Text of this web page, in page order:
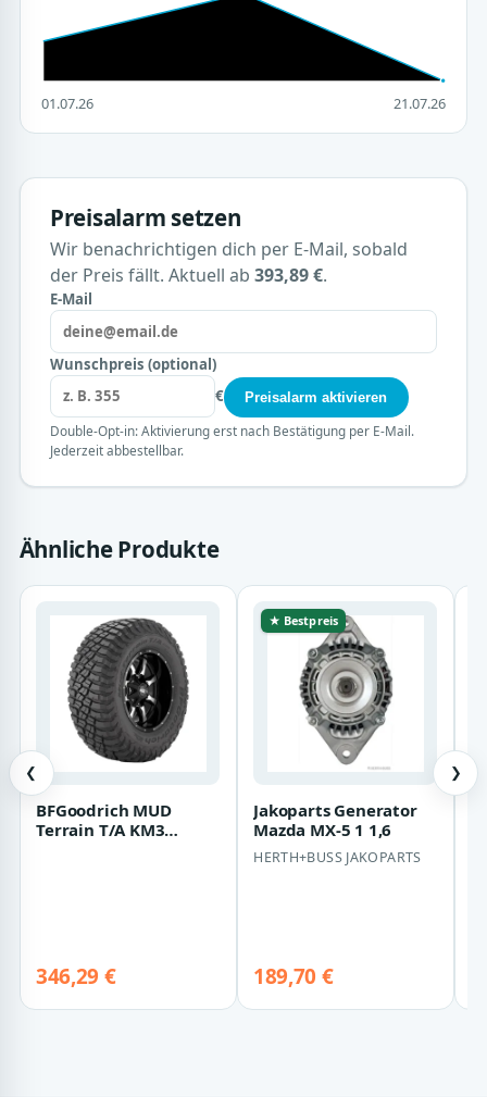
01.07.26 21.07.26
Preisalarm setzen
Wir benachrichtigen dich per E-Mail, sobald
der Preis fällt. Aktuell ab 393,89 €.
E-Mail
Wunschpreis (optional)
€
Preisalarm aktivieren
Double-Opt-in: Aktivierung erst nach Bestätigung per E-Mail.
Jederzeit abbestellbar.
Ähnliche Produkte
❮
BFGoodrich MUD
Terrain T/A KM3
346,29 €
★ Bestpreis
Jakoparts Generator
Mazda MX-5 1 1,6
HERTH+BUSS JAKOPARTS
189,70 €
❯